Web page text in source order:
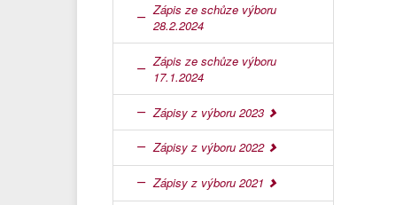
Zápis ze schůze výboru
28.2.2024
Zápis ze schůze výboru
17.1.2024
Zápisy z výboru 2023
Zápisy z výboru 2022
Zápisy z výboru 2021